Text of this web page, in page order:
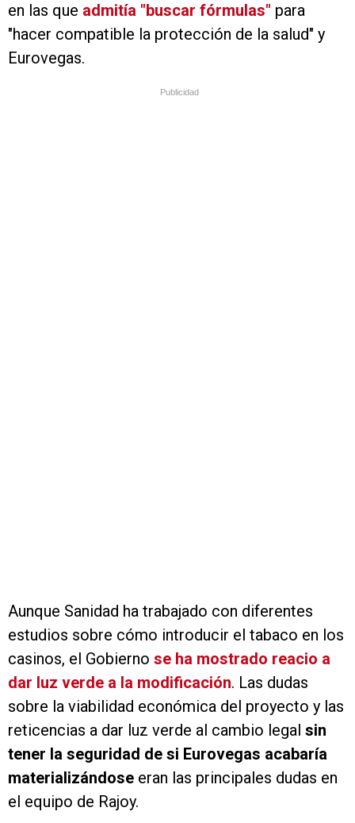
en las que admitía "buscar fórmulas" para
"hacer compatible la protección de la salud" y
Eurovegas.
Publicidad
Aunque Sanidad ha trabajado con diferentes
estudios sobre cómo introducir el tabaco en los
casinos, el Gobierno se ha mostrado reacio a
dar luz verde a la modificación. Las dudas
sobre la viabilidad económica del proyecto y las
reticencias a dar luz verde al cambio legal sin
tener la seguridad de si Eurovegas acabaría
materializándose eran las principales dudas en
el equipo de Rajoy.